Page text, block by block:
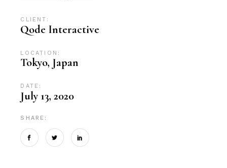
CLIENT:
Qode Interactive
LOCATION:
Tokyo, Japan
DATE:
July 13, 2020
SHARE: